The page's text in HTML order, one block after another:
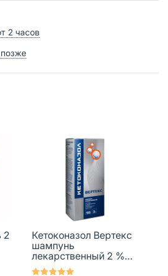
2 часов
2
Кетоконазол Вертекс
шампунь
лекарственный 2 %
150 г 1 шт